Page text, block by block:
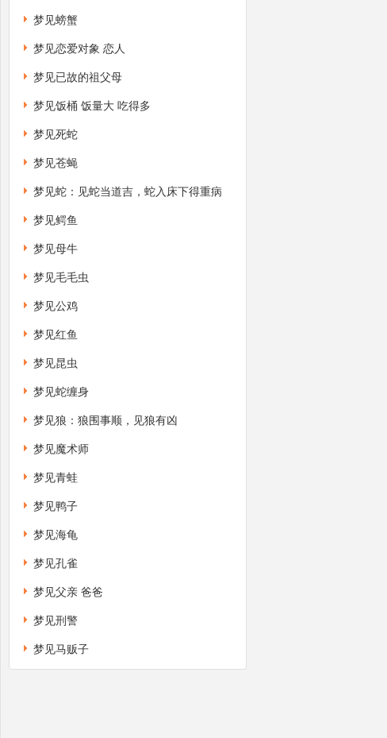
梦见螃蟹
梦见恋爱对象 恋人
梦见已故的祖父母
梦见饭桶 饭量大 吃得多
梦见死蛇
梦见苍蝇
梦见蛇：见蛇当道吉，蛇入床下得重病
梦见鳄鱼
梦见母牛
梦见毛毛虫
梦见公鸡
梦见红鱼
梦见昆虫
梦见蛇缠身
梦见狼：狼围事顺，见狼有凶
梦见魔术师
梦见青蛙
梦见鸭子
梦见海龟
梦见孔雀
梦见父亲 爸爸
梦见刑警
梦见马贩子